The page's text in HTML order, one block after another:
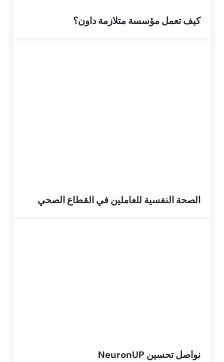
كيف تعمل مؤسسة متلازمة داون؟
الصحة النفسية للعاملين في القطاع الصحي
نواصل تحسين NeuronUP